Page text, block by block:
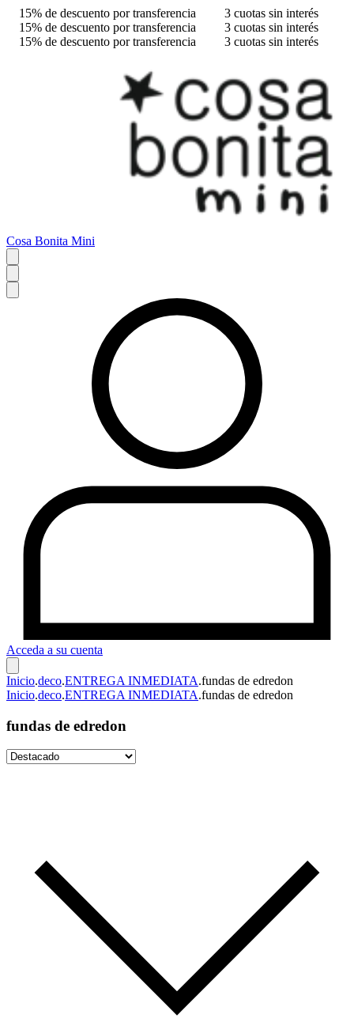
15% de descuento por transferencia
3 cuotas sin interés
15% de descuento por transferencia
3 cuotas sin interés
15% de descuento por transferencia
3 cuotas sin interés
Cosa Bonita Mini
Acceda a su cuenta
Inicio.deco.ENTREGA INMEDIATA.fundas de edredon
Inicio.deco.ENTREGA INMEDIATA.fundas de edredon
fundas de edredon